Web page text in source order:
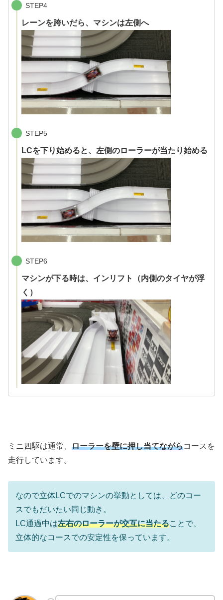
STEP4
レーンを跨いだら、マシンは左側へ
STEP5
LCを下り始めると、左側のローラーが当たり始める
STEP6
マシンが下る時は、インリフト（内側のタイヤが浮
く）
ミニ四駆は通常、 ローラーを壁に押し当てながらコースを
走行しています。
なので立体LCでのマシンの挙動としては、どのコー
スでもだいたい同じ動き。
LC通過中は左右のローラーが交互に当たることで、
立体的なコースでの安定性を保っています。